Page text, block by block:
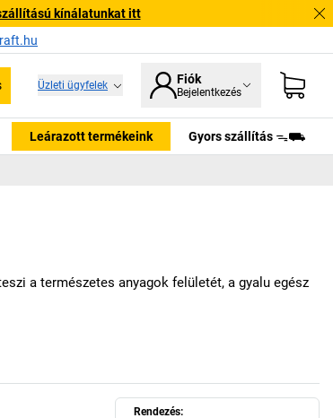
kínálatunkat itt
Üzleti ügyfelek Fiók
Bejelentkezés
Leárazott termékeink Gyors szállítás ᯓ⛟
a természetes anyagok felületét, a gyalu egész
Rendezés: